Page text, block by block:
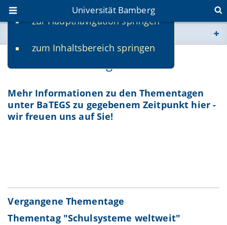
zur Hauptnavigation springen
zum Inhaltsbereich springen
Universität Bamberg
www.uni-bamberg.de
fis.uni-bamberg.de
BaTEG-Thementage
Mehr Informationen zu den Thementagen
unter BaTEGS zu gegebenem Zeitpunkt hier -
wir freuen uns auf Sie!
Vergangene Thementage
Thementag "Schulsysteme weltweit"